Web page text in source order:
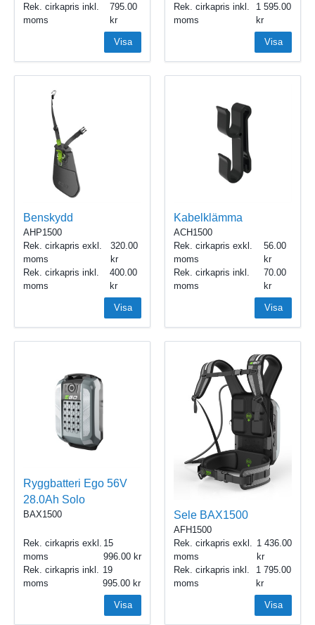
Rek. cirkapris inkl.
moms
795.00
Visa
Rek. cirkapris inkl.
moms
1 595.00
Visa
Benskydd
AHP1500
Rek. cirkapris exkl.
moms
320.00
Rek. cirkapris inkl.
moms
400.00
Visa
Kabelklämma
ACH1500
Rek. cirkapris exkl.
moms
56.00
Rek. cirkapris inkl.
moms
70.00
Visa
Ryggbatteri Ego 56V
28.0Ah Solo
BAX1500
Rek. cirkapris exkl.
moms
15
996.00
Rek. cirkapris inkl.
moms
19
995.00
Visa
Sele BAX1500
AFH1500
Rek. cirkapris exkl.
moms
1 436.00
Rek. cirkapris inkl.
moms
1 795.00
Visa